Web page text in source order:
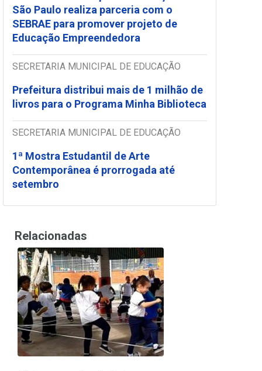
São Paulo realiza parceria com o
SEBRAE para promover projeto de
Educação Empreendedora
SECRETARIA MUNICIPAL DE EDUCAÇÃO
Prefeitura distribui mais de 1 milhão de
livros para o Programa Minha Biblioteca
SECRETARIA MUNICIPAL DE EDUCAÇÃO
1ª Mostra Estudantil de Arte
Contemporânea é prorrogada até
setembro
Relacionadas